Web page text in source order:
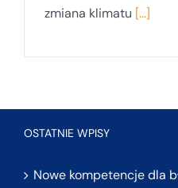
zmiana klimatu [...]
OSTATNIE WPISY
Nowe kompetencje dla